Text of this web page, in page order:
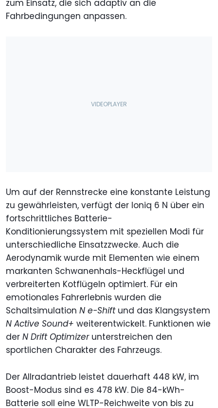
zum Einsatz, die sich adaptiv an die
Fahrbedingungen anpassen.
Um auf der Rennstrecke eine konstante Leistung
zu gewährleisten, verfügt der Ioniq 6 N über ein
fortschrittliches Batterie-
Konditionierungssystem mit speziellen Modi für
unterschiedliche Einsatzzwecke. Auch die
Aerodynamik wurde mit Elementen wie einem
markanten Schwanenhals-Heckflügel und
verbreiterten Kotflügeln optimiert. Für ein
emotionales Fahrerlebnis wurden die
Schaltsimulation N e-Shiftund das Klangsystem
N Active Sound+ weiterentwickelt. Funktionen wie
der N Drift Optimizerunterstreichen den
sportlichen Charakter des Fahrzeugs.
Der Allradantrieb leistet dauerhaft 448 kW, im
Boost-Modus sind es 478 kW. Die 84-kWh-
Batterie soll eine WLTP-Reichweite von bis zu